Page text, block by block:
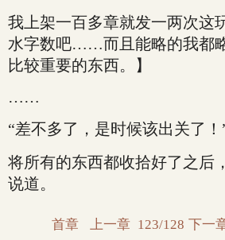
我上架一百多章就发一两次这
水字数吧……而且能略的我都
比较重要的东西。】
……
“差不多了，是时候该出关了！
将所有的东西都收拾好了之后
说道。
首章 上一章 123/128 下一